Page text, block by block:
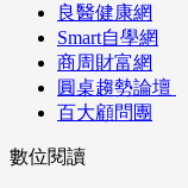
良醫健康網
Smart自學網
商周財富網
圓桌趨勢論壇
百大顧問團
數位閱讀